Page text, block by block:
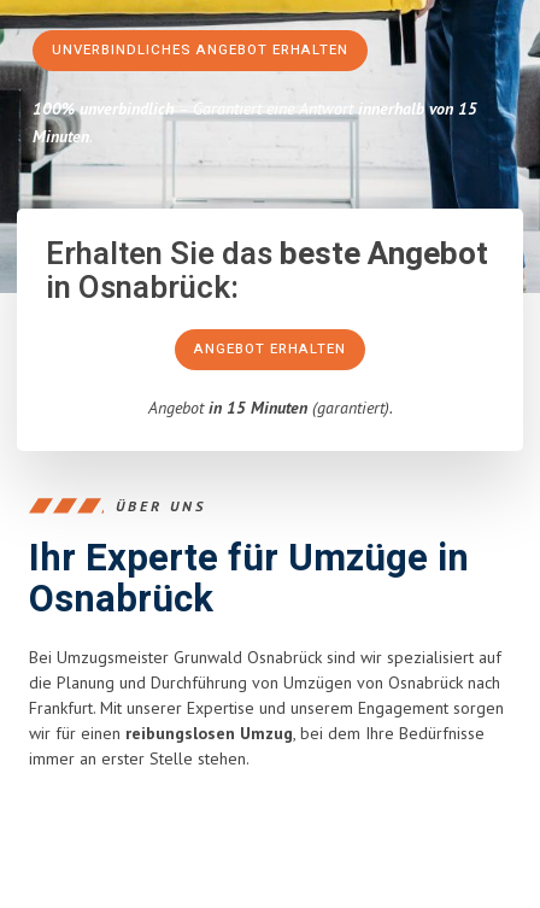
UNVERBINDLICHES ANGEBOT ERHALTEN
100% unverbindlich– Garantiert eine Antwortinnerhalb von 15
Minuten.
Erhalten Sie dasbeste Angebot
in Osnabrück:
ANGEBOT ERHALTEN
Angebotin 15 Minuten(garantiert).
ÜBER UNS
Ihr Experte für Umzüge in
Osnabrück
Bei Umzugsmeister Grunwald Osnabrück sind wir spezialisiert auf
die Planung und Durchführung von Umzügen von Osnabrück nach
Frankfurt. Mit unserer Expertise und unserem Engagement sorgen
wir für einen reibungslosen Umzug, bei dem Ihre Bedürfnisse
immer an erster Stelle stehen.